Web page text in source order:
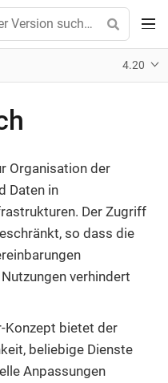
4.20
Organisation der
Daten in
Der Zugriff
so dass die
verhindert
Konzept bietet der
beliebige Dienste
Anpassungen